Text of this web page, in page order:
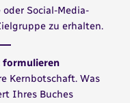
Social-Media-
zu erhalten.
formulieren
Kernbotschaft. Was
Ihres Buches